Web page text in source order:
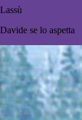
Lassù
Davide se lo aspetta